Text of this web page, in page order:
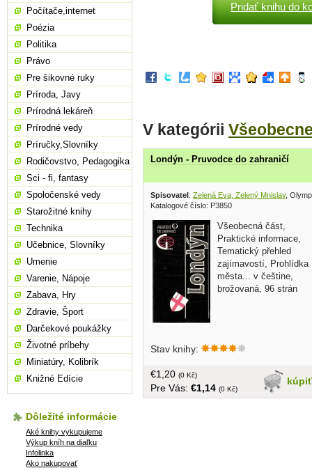
Pridať knihu do
V kategórii
Londýn - Pruvodce do zahraničí
Spisovatel: Zelená Eva, Zelený Mnislav,
Katalogové číslo: P3850
Všeobecná část,
Praktické informace,
Tematický přehled
zajímavostí, Prohlídka
města... v češtine,
brožovaná, 96 strán
Stav knihy:
kúpiť
€1,20 (0 Kč)
Pre Vás: €1,14 (0 Kč)
Počítače,internet
Poézia
Politika
Právo
Pre šikovné ruky
Príroda, Javy
Prírodná lekáreň
Prírodné vedy
Príručky,Slovníky
Rodičovstvo, Pedagogika
Sci - fi, fantasy
Spoločenské vedy
Starožitné knihy
Technika
Učebnice, Slovníky
Umenie
Varenie, Nápoje
Zabava, Hry
Zdravie, Šport
Darčekové poukážky
Životné príbehy
Miniatúry, Kolibrík
Knižné Edície
Dôležité informácie
Aké knihy vykupujeme
Výkup kníh na diaľku
Infolinka
Ako nakupovať